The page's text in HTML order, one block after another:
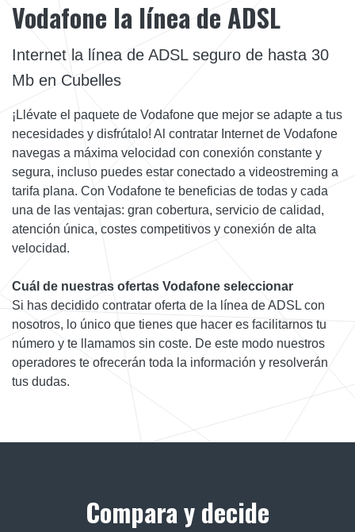
Vodafone la línea de ADSL
Internet la línea de ADSL seguro de hasta 30
Mb en Cubelles
¡Llévate el paquete de Vodafone que mejor se adapte a tus
necesidades y disfrútalo! Al contratar Internet de Vodafone
navegas a máxima velocidad con conexión constante y
segura, incluso puedes estar conectado a videostreming a
tarifa plana. Con Vodafone te beneficias de todas y cada
una de las ventajas: gran cobertura, servicio de calidad,
atención única, costes competitivos y conexión de alta
velocidad.
Cuál de nuestras ofertas Vodafone seleccionar
Si has decidido contratar oferta de la línea de ADSL con
nosotros, lo único que tienes que hacer es facilitarnos tu
número y te llamamos sin coste. De este modo nuestros
operadores te ofrecerán toda la información y resolverán
tus dudas.
Compara y decide